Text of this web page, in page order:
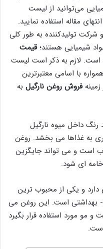
می‌توانید از لیست
مقاله استفاده نمایید.
تولیدکننده به طور کلی
شیمیایی هستند؛قیمت
است. لازم به ذکر است لیست
با اسامی معتبرترین
فروش روغن نارگیل به
داخل میوه نارگیل
به غذاها می بخشد. روغن
است و می تواند جایگزین
ای شود.
دارد و یکی از محبوب ترین
بهداشتی است. این روغن می
مو مورد استفاده قرار بگیرد